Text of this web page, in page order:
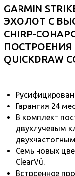
GARMIN
ЭХОЛОТ С
CHIRP-
ПОСТРОЕНИЯ
QUICKDRAW
Русифицирован.
Гарантия 24
В комплект
двухлучевым
Семь новых
ClearVü.
Встроенное